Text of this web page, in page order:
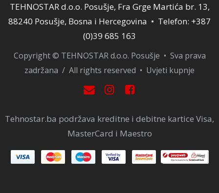
TEHNOSTAR d.o.o. Posušje, Fra Grge Martića br. 13,
88240 Posušje, Bosna i Hercegovina • Telefon: +387
(0)39 685 163
Copyright © TEHNOSTAR d.o.o. Posušje • Sva prava
zadržana / All rights reserved • Uvjeti kupnje
Tehnostar.ba podržava kreditne i debitne kartice Visa,
MasterCard i Maestro